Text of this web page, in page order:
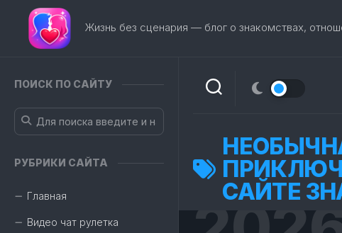
Перейти
содержанию
Жизнь без сценария — блог о знакомствах,
ПОИСК ПО САЙТУ
РУБРИКИ САЙТА
Главная
Видео чат рулетка
САЙТЕ